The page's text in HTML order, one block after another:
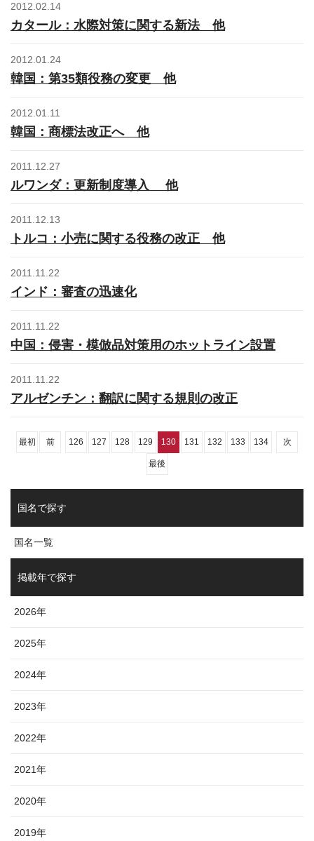
2012.02.14
カタール：水際対策に関する新法 他
2012.01.24
韓国：第35類役務の変更 他
2012.01.11
韓国：商標法改正へ 他
2011.12.27
ルワンダ：更新制度導入 他
2011.12.13
トルコ：小売に関する役務の改正 他
2011.11.22
インド：審査の迅速化
2011.11.22
中国：侵害・模倣品対策用のホットライン設置
2011.11.22
アルゼンチン：翻訳に関する規則の改正
最初 前 126 127 128 129 130 131 132 133 134 次
最後
国名で探す
国名一覧
掲載年で探す
2026年
2025年
2024年
2023年
2022年
2021年
2020年
2019年